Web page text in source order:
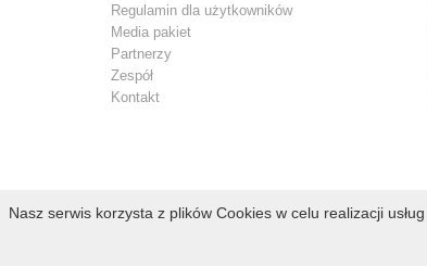
Regulamin dla użytkowników
Media pakiet
Partnerzy
Zespół
Kontakt
Nasz serwis korzysta z plików Cookies w celu realizacji